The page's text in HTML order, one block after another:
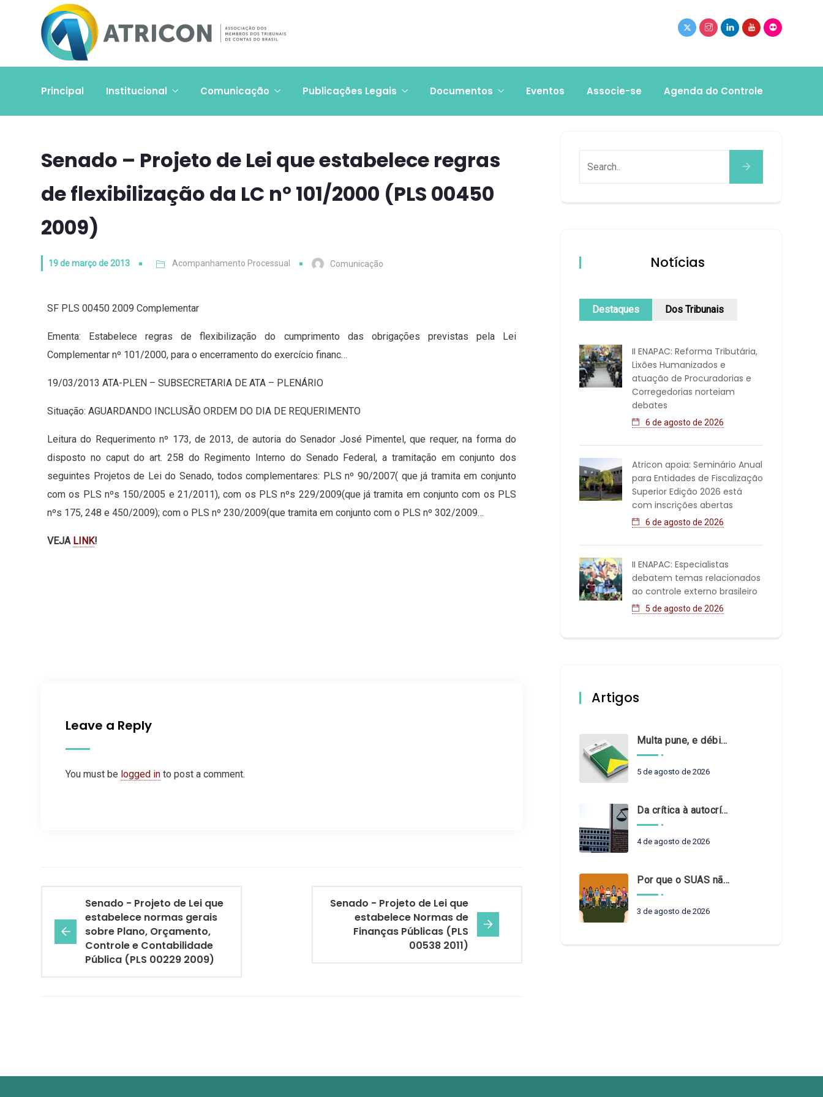
Principal Institucional Comunicação Publicações Legais Documentos Eventos Associe-se Agenda do Controle
Senado – Projeto de Lei que estabelece regras
de flexibilização da LC nº 101/2000 (PLS 00450
2009)
19 de março de 2013 Acompanhamento Processual Comunicação
SF PLS 00450 2009 Complementar
Ementa: Estabelece regras de flexibilização do cumprimento das obrigações previstas pela Lei
Complementar nº 101/2000, para o encerramento do exercício financ…
19/03/2013 ATA-PLEN – SUBSECRETARIA DE ATA – PLENÁRIO
Situação: AGUARDANDO INCLUSÃO ORDEM DO DIA DE REQUERIMENTO
Leitura do Requerimento nº 173, de 2013, de autoria do Senador José Pimentel, que requer, na forma do
disposto no caput do art. 258 do Regimento Interno do Senado Federal, a tramitação em conjunto dos
seguintes Projetos de Lei do Senado, todos complementares: PLS nº 90/2007( que já tramita em conjunto
com os PLS nºs 150/2005 e 21/2011), com os PLS nºs 229/2009(que já tramita em conjunto com os PLS
nºs 175, 248 e 450/2009); com o PLS nº 230/2009(que tramita em conjunto com o PLS nº 302/2009…
VEJA LINK!
Leave a Reply
You must be logged in to post a comment.
Senado - Projeto de Lei que
estabelece normas gerais
sobre Plano, Orçamento,
Controle e Contabilidade
Pública (PLS 00229 2009)
Senado - Projeto de Lei que
estabelece Normas de
Finanças Públicas (PLS
00538 2011)
Notícias
Destaques Dos Tribunais
II ENAPAC: Reforma Tributária,
Lixões Humanizados e
atuação de Procuradorias e
Corregedorias norteiam
debates
6 de agosto de 2026
Atricon apoia: Seminário Anual
para Entidades de Fiscalização
Superior Edição 2026 está
com inscrições abertas
6 de agosto de 2026
II ENAPAC: Especialistas
debatem temas relacionados
ao controle externo brasileiro
5 de agosto de 2026
Artigos
Multa pune, e débito recompõe. § 3º do art. 71 da Constituição: um problema de legística formal
5 de agosto de 2026
Da crítica à autocrítica: Tribunais de Contas sob um novo olhar?
4 de agosto de 2026
Por que o SUAS não pode esperar?
3 de agosto de 2026